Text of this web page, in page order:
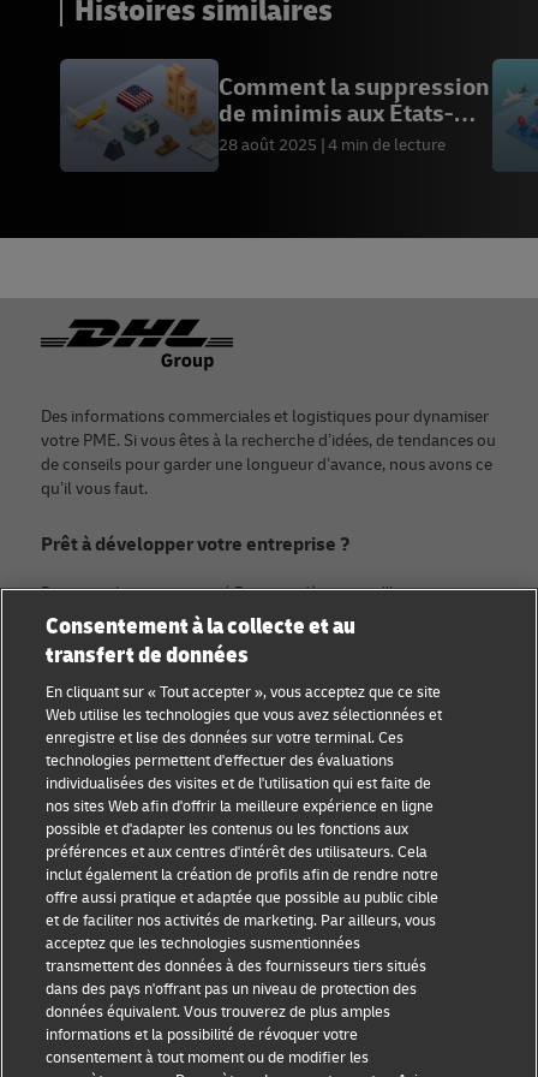
Histoires similaires
Comment la suppression
de minimis aux États-
Unis affecte votre
28 août 2025 4 min de lecture
Footer
Des informations commerciales et logistiques pour dynamiser
votre PME. Si vous êtes à la recherche d’idées, de tendances ou
de conseils pour garder une longueur d’avance, nous avons ce
qu’il vous faut.
Prêt à développer votre entreprise ?
Rejoignez la communauté Discover dès aujourd’hui.
Catégories
Conseils aux petites
entreprises
Conseil e-commerce
Conseil B2B
Conseil logistique
Actualités et
perspectives
Expédition avec DHL
À propos de DHL
Contact
Centre de presse
Durabilité
Mentions légales
Conditions d’utilisation
Vie privée
Cookie Settings
Consentement à la collecte et au
transfert de données
En cliquant sur « Tout accepter », vous acceptez que ce site
Web utilise les technologies que vous avez sélectionnées et
enregistre et lise des données sur votre terminal. Ces
technologies permettent d'effectuer des évaluations
individualisées des visites et de l'utilisation qui est faite de
nos sites Web afin d'offrir la meilleure expérience en ligne
possible et d'adapter les contenus ou les fonctions aux
préférences et aux centres d'intérêt des utilisateurs. Cela
inclut également la création de profils afin de rendre notre
offre aussi pratique et adaptée que possible au public cible
et de faciliter nos activités de marketing. Par ailleurs, vous
acceptez que les technologies susmentionnées
transmettent des données à des fournisseurs tiers situés
dans des pays n'offrant pas un niveau de protection des
données équivalent. Vous trouverez de plus amples
informations et la possibilité de révoquer votre
consentement à tout moment ou de modifier les